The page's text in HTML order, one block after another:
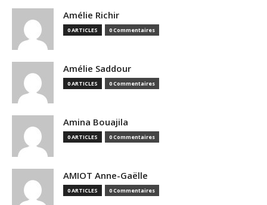
Amélie Richir
0 ARTICLES 0 Commentaires
Amélie Saddour
0 ARTICLES 0 Commentaires
Amina Bouajila
0 ARTICLES 0 Commentaires
AMIOT Anne-Gaëlle
0 ARTICLES 0 Commentaires